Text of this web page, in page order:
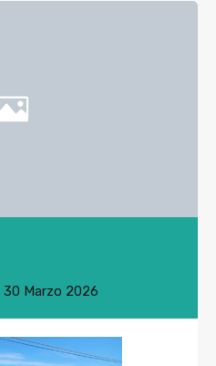
30 Marzo 2026